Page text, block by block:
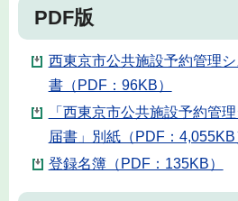
PDF版
西東京市公共施設予約管理
書（PDF：96KB）
「西東京市公共施設予約管
届書」別紙（PDF：4,055KB
登録名簿（PDF：135KB）